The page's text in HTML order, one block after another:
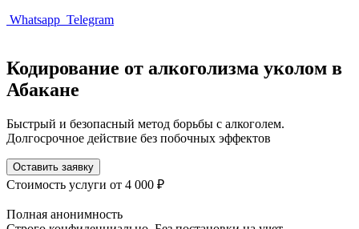
Whatsapp Telegram
Кодирование от алкоголизма уколом в
Абакане
Быстрый и безопасный метод борьбы с алкоголем.
Долгосрочное действие без побочных эффектов
Оставить заявку
Стоимость услуги от 4 000 ₽
Полная анонимность